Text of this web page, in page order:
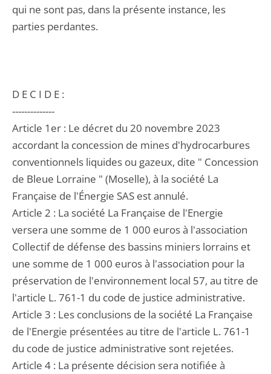
qui ne sont pas, dans la présente instance, les
parties perdantes.
D E C I D E :
--------------
Article 1er : Le décret du 20 novembre 2023
accordant la concession de mines d'hydrocarbures
conventionnels liquides ou gazeux, dite " Concession
de Bleue Lorraine " (Moselle), à la société La
Française de l'Énergie SAS est annulé.
Article 2 : La société La Française de l'Energie
versera une somme de 1 000 euros à l'association
Collectif de défense des bassins miniers lorrains et
une somme de 1 000 euros à l'association pour la
préservation de l'environnement local 57, au titre de
l'article L. 761-1 du code de justice administrative.
Article 3 : Les conclusions de la société La Française
de l'Energie présentées au titre de l'article L. 761-1
du code de justice administrative sont rejetées.
Article 4 : La présente décision sera notifiée à